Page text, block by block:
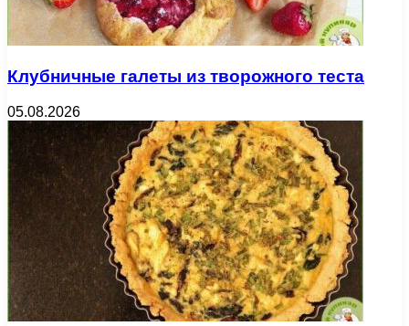
Клубничные галеты из творожного теста
05.08.2026